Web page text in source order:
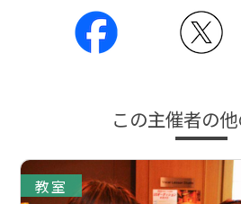
この主催者の
教室